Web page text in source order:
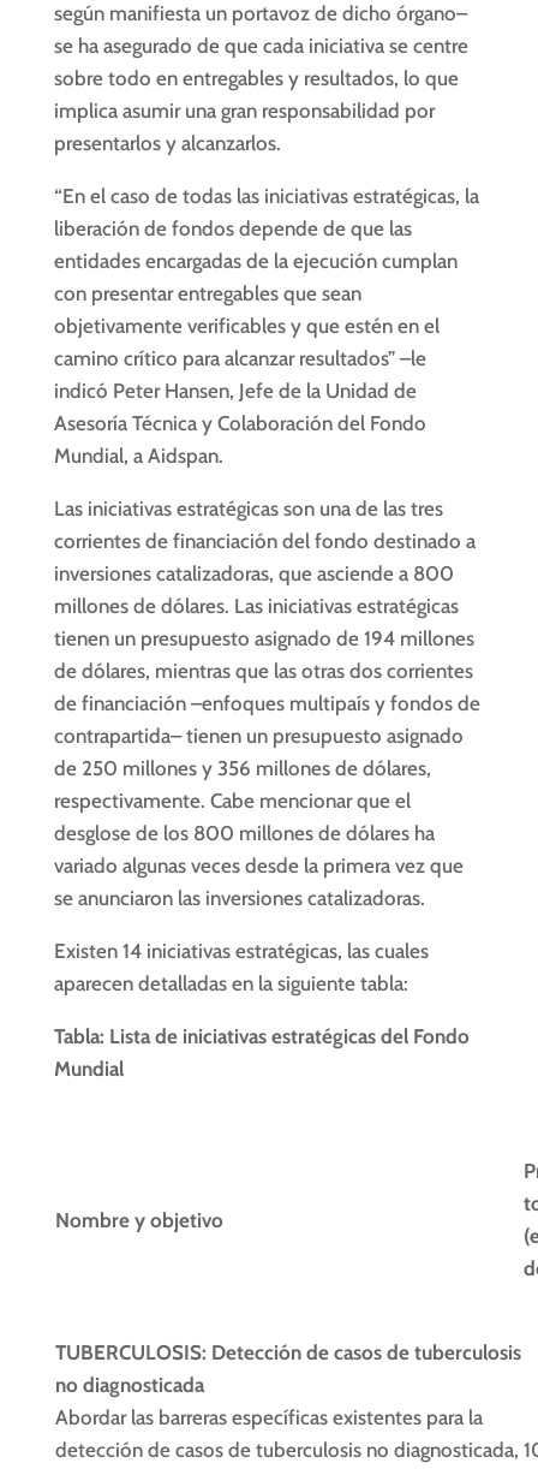
según manifiesta un portavoz de dicho órgano–
se ha asegurado de que cada iniciativa se centre
sobre todo en entregables y resultados, lo que
implica asumir una gran responsabilidad por
presentarlos y alcanzarlos.
“En el caso de todas las iniciativas estratégicas, la
liberación de fondos depende de que las
entidades encargadas de la ejecución cumplan
con presentar entregables que sean
objetivamente verificables y que estén en el
camino crítico para alcanzar resultados” –le
indicó Peter Hansen, Jefe de la Unidad de
Asesoría Técnica y Colaboración del Fondo
Mundial, a Aidspan.
Las iniciativas estratégicas son una de las tres
corrientes de financiación del fondo destinado a
inversiones catalizadoras, que asciende a 800
millones de dólares. Las iniciativas estratégicas
tienen un presupuesto asignado de 194 millones
de dólares, mientras que las otras dos corrientes
de financiación –enfoques multipaís y fondos de
contrapartida– tienen un presupuesto asignado
de 250 millones y 356 millones de dólares,
respectivamente. Cabe mencionar que el
desglose de los 800 millones de dólares ha
variado algunas veces desde la primera vez que
se anunciaron las inversiones catalizadoras.
Existen 14 iniciativas estratégicas, las cuales
aparecen detalladas en la siguiente tabla:
Tabla: Lista de iniciativas estratégicas del Fondo
Mundial
Nombre y objetivo
TUBERCULOSIS: Detección de casos de tuberculosis
no diagnosticada
Abordar las barreras específicas existentes para la
detección de casos de tuberculosis no diagnosticada,